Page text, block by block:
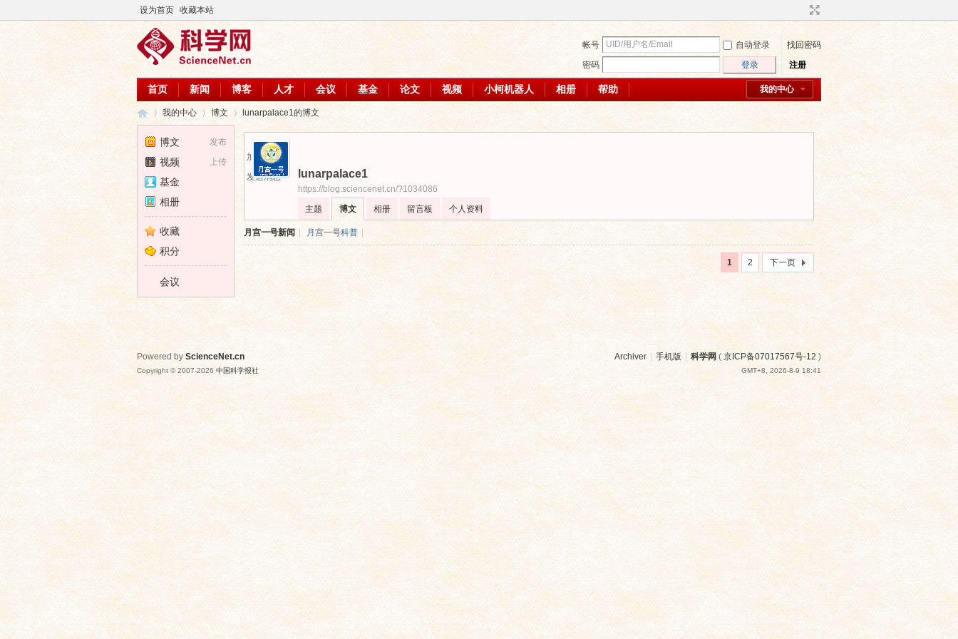
设为首页 收藏本站
帐号 自动登录
找回密码
密码
登录 注册
我的中心
首页 新闻 博客 人才 会议 基金 论文 视频 小柯机器人 相册 帮助
学
›
我的中心 博文 lunarpalace1的博文
加为好友
发送消息
lunarpalace1
https://blog.sciencenet.cn/?1034086
主题
博文 相册 留言板 个人资料
月宫一号新闻 月宫一号科普
1 2 下一页
发布
博文
上传
视频
基金
相册
收藏
积分
会议
Archiver 手机版 科学网 ( 京ICP备07017567号-12 )
GMT+8, 2026-8-9 18:41
Powered by ScienceNet.cn
Copyright © 2007-2026 中国科学报社